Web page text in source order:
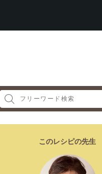
このレシピの先生